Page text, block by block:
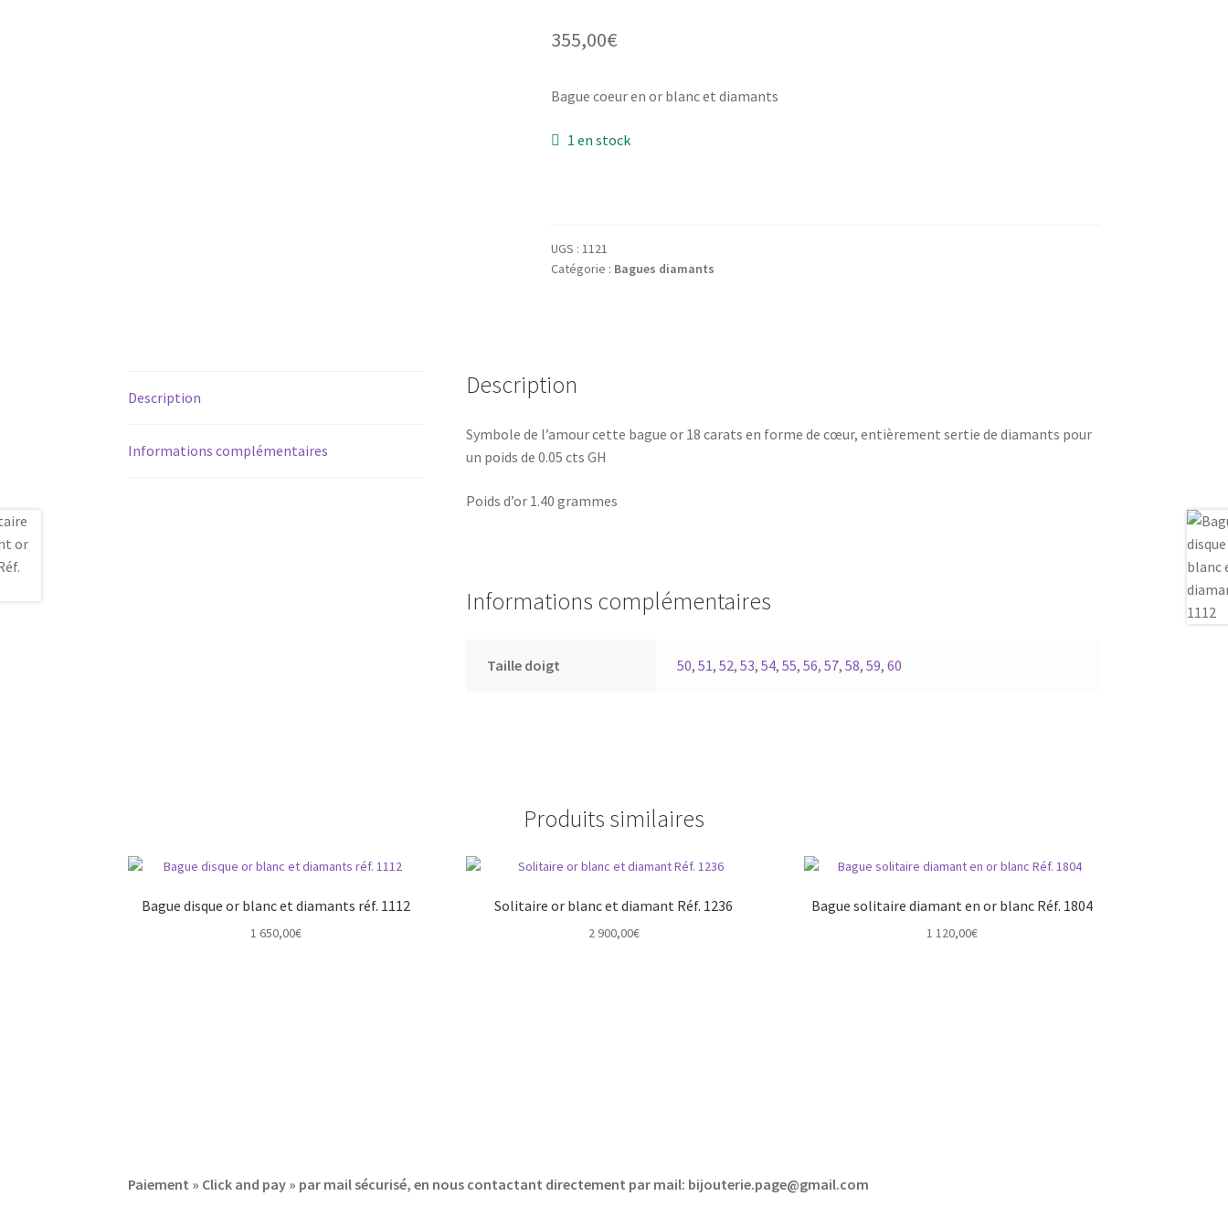
355,00€
Bague coeur en or blanc et diamants
1 en stock
UGS : 1121
Catégorie : Bagues diamants
Description
Informations complémentaires
Description
Symbole de l’amour cette bague or 18 carats en forme de cœur, entièrement sertie de diamants pour
un poids de 0.05 cts GH
Poids d’or 1.40 grammes
Informations complémentaires
Taille doigt 50, 51, 52, 53, 54, 55, 56, 57, 58, 59, 60
Produits similaires
Bague disque or blanc et diamants réf. 1112
1 650,00€
Solitaire or blanc et diamant Réf. 1236
2 900,00€
Bague solitaire diamant en or blanc Réf. 1804
1 120,00€
Paiement » Click and pay » par mail sécurisé, en nous contactant directement par mail: bijouterie.page@gmail.com